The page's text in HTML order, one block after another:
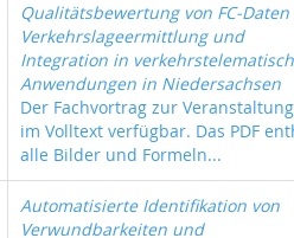
Qualitätsbewertung von FC-
Verkehrslageermittlung und
Integration in
Anwendungen in Niedersachsen
Der Fachvortrag zur
im Volltext verfügbar. Das PDF
alle Bilder und Formeln...
Automatisierte Identifikation von
Verwundbarkeiten und